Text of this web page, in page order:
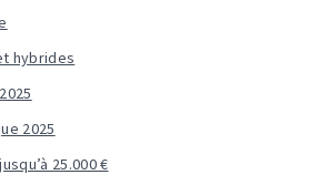
hybrides
2025
25.000 €